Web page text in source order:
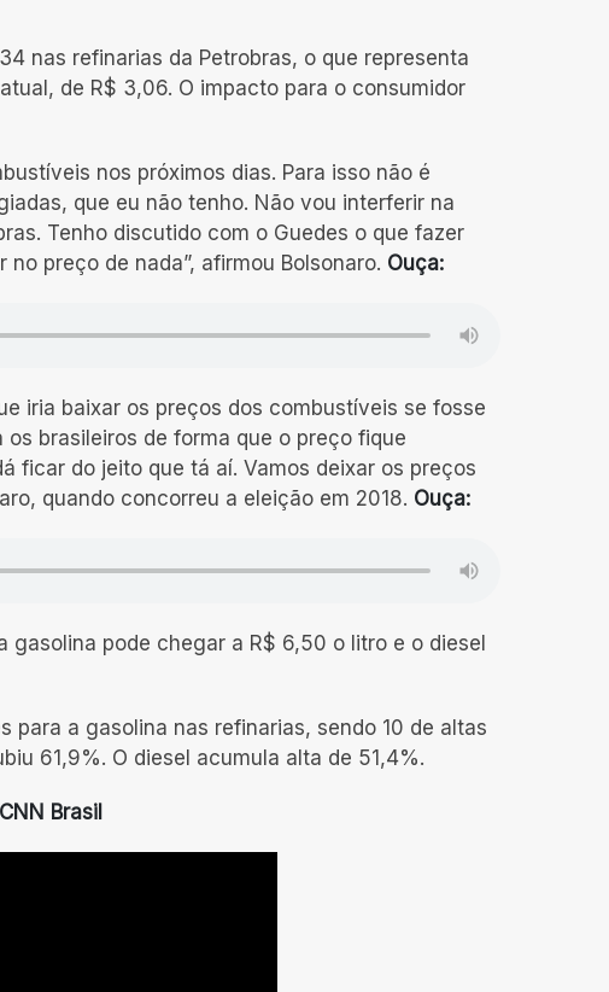
nas refinarias da Petrobras, o que representa
de R$ 3,06. O impacto para o consumidor
nos próximos dias. Para isso não é
que eu não tenho. Não vou interferir na
Tenho discutido com o Guedes o que fazer
preço de nada”, afirmou Bolsonaro. Ouça:
iria baixar os preços dos combustíveis se fosse
brasileiros de forma que o preço fique
ficar do jeito que tá aí. Vamos deixar os preços
quando concorreu a eleição em 2018. Ouça:
pode chegar a R$ 6,50 o litro e o diesel
para a gasolina nas refinarias, sendo 10 de altas
61,9%. O diesel acumula alta de 51,4%.
Brasil